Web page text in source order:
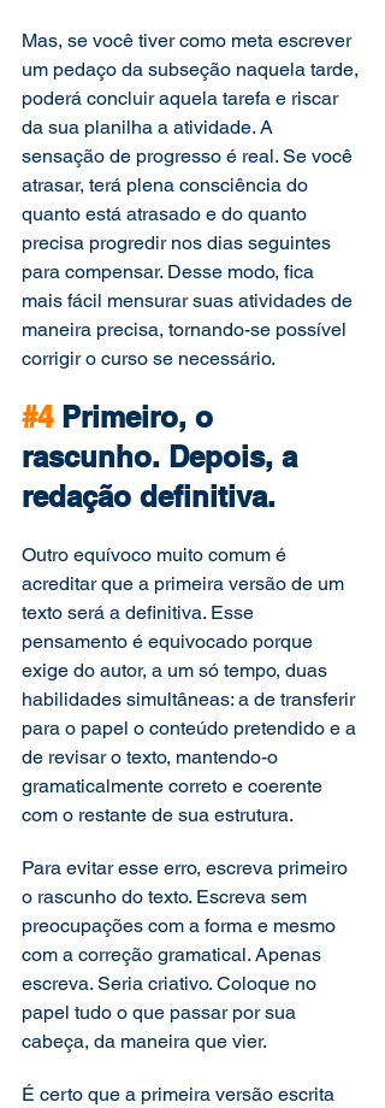
Mas, se você tiver como meta escrever
um pedaço da subseção naquela tarde,
poderá concluir aquela tarefa e riscar
da sua planilha a atividade. A
sensação de progresso é real. Se você
atrasar, terá plena consciência do
quanto está atrasado e do quanto
precisa progredir nos dias seguintes
para compensar. Desse modo, fica
mais fácil mensurar suas atividades de
maneira precisa, tornando-se possível
corrigir o curso se necessário.
#4 Primeiro, o
rascunho. Depois, a
redação definitiva.
Outro equívoco muito comum é
acreditar que a primeira versão de um
texto será a definitiva. Esse
pensamento é equivocado porque
exige do autor, a um só tempo, duas
habilidades simultâneas: a de transferir
para o papel o conteúdo pretendido e a
de revisar o texto, mantendo-o
gramaticalmente correto e coerente
com o restante de sua estrutura.
Para evitar esse erro, escreva primeiro
o rascunho do texto. Escreva sem
preocupações com a forma e mesmo
com a correção gramatical. Apenas
escreva. Seria criativo. Coloque no
papel tudo o que passar por sua
cabeça, da maneira que vier.
É certo que a primeira versão escrita